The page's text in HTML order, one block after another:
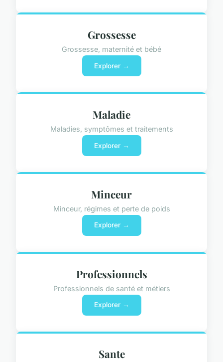
Grossesse
Grossesse, maternité et bébé
Explorer →
Maladie
Maladies, symptômes et traitements
Explorer →
Minceur
Minceur, régimes et perte de poids
Explorer →
Professionnels
Professionnels de santé et métiers
Explorer →
Sante